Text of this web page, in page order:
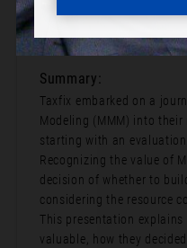
Raum:
Forum 12-14
Summary:
Taxfix embarked on a
Modeling (MMM) into their
starting with an
Recognizing the value of
decision of whether to
considering the resource
This presentation explains
valuable, how they